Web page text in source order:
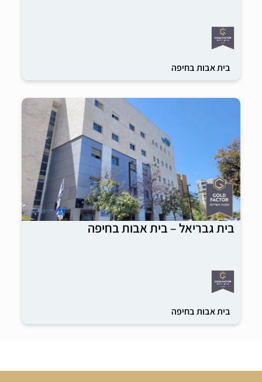
בית אבות בחיפה
בית גבריאל – בית אבות בחיפה
בית אבות בחיפה